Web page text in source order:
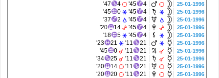
25-01-1996
4
45'
4
47'
25-01-1996
4
45'
0
45'
25-01-1996
4
45'
2
37'
25-01-1996
4
45'
14
20'
25-01-1996
4
45'
5
18'
25-01-1996
21
11'
21
23'
25-01-1996
21
11'
0
45'
25-01-1996
21
11'
25
34'
25-01-1996
21
11'
14
20'
25-01-1996
21
11'
20
20'